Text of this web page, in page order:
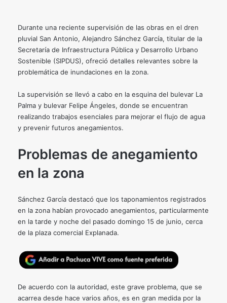
Durante una reciente supervisión de las obras en el dren
pluvial San Antonio, Alejandro Sánchez García, titular de la
Secretaría de Infraestructura Pública y Desarrollo Urbano
Sostenible (SIPDUS), ofreció detalles relevantes sobre la
problemática de inundaciones en la zona.
La supervisión se llevó a cabo en la esquina del bulevar La
Palma y bulevar Felipe Ángeles, donde se encuentran
realizando trabajos esenciales para mejorar el flujo de agua
y prevenir futuros anegamientos.
Problemas de anegamiento
en la zona
Sánchez García destacó que los taponamientos registrados
en la zona habían provocado anegamientos, particularmente
en la tarde y noche del pasado domingo 15 de junio, cerca
de la plaza comercial Explanada.
De acuerdo con la autoridad, este grave problema, que se
acarrea desde hace varios años, es en gran medida por la